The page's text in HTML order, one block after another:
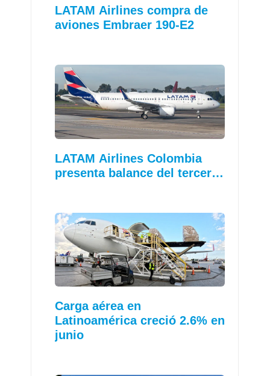
LATAM Airlines compra de
aviones Embraer 190-E2
LATAM Airlines Colombia
presenta balance del tercer…
Carga aérea en
Latinoamérica creció 2.6% en
junio